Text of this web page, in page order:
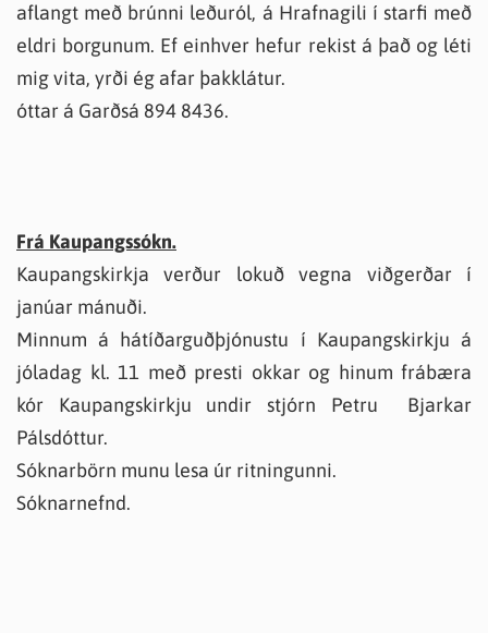
aflangt með brúnni leðuról, á Hrafnagili í starfi með
eldri borgunum. Ef einhver hefur rekist á það og léti
mig vita, yrði ég afar þakklátur.
óttar á Garðsá 894 8436.
Frá Kaupangssókn.
Kaupangskirkja verður lokuð vegna viðgerðar í
janúar mánuði.
Minnum á hátíðarguðþjónustu í Kaupangskirkju á
jóladag kl. 11 með presti okkar og hinum frábæra
kór Kaupangskirkju undir stjórn Petru Bjarkar
Pálsdóttur.
Sóknarbörn munu lesa úr ritningunni.
Sóknarnefnd.